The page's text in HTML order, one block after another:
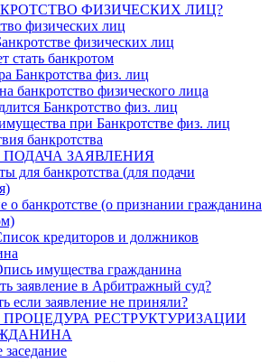
ФИЗИЧЕСКИХ ЛИЦ?
физических лиц
физических лиц
стать банкротом
Банкротства физ. лиц
банкротство физического лица
Банкротство физ. лиц
при Банкротстве физ. лиц
банкротства
ПОДАЧА ЗАЯВЛЕНИЯ
для банкротства (для подачи
о банкротстве (о признании гражданина
кредиторов и должников
имущества гражданина
заявление в Арбитражный суд?
если заявление не приняли?
РЕСТРУКТУРИЗАЦИИ
заседание